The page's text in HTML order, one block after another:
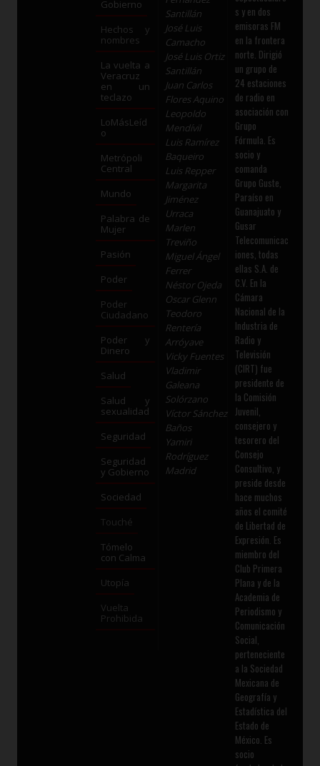
Gobierno
Hechos y
nombres
La vuelta a
Veracruz
en un
teclazo
LoMásLeíd
o
Metrópoli
Central
Mundo
Palabra de
Mujer
Pasión
Poder
Poder
Ciudadano
Poder y
Dinero
Salud
Salud y
sexualidad
Seguridad
Seguridad
y Gobierno
Sociedad
Touché
Tómelo
con Calma
Utopía
Vuelta
Prohibida
Santillán
José Luis
Camacho
José Luis Ortiz
Santillán
Juan Carlos
Flores Aquino
Leopoldo
Mendívil
Luis Ramírez
Baqueiro
Luis Repper
Margarita
Jiménez
Urraca
Marlen
Treviño
Miguel Ángel
Ferrer
Néstor Ojeda
Oscar Glenn
Teodoro
Rentería
Arróyave
Vicky Fuentes
Vladimir
Galeana
Solórzano
Víctor Sánchez
Baños
Yamiri
Rodríguez
Madrid
s y en dos
emisoras FM
en la frontera
norte. Dirigió
un grupo de
24 estaciones
de radio en
asociación con
Grupo
Fórmula. Es
socio y
comanda
Grupo Guste,
Paraíso en
Guanajuato y
Gusar
Telecomunicac
iones, todas
ellas S.A. de
C.V. En la
Cámara
Nacional de la
Industria de
Radio y
Televisión
(CIRT) fue
presidente de
la Comisión
Juvenil,
consejero y
tesorero del
Consejo
Consultivo, y
preside desde
hace muchos
años el comité
de Libertad de
Expresión. Es
miembro del
Club Primera
Plana y de la
Academia de
Periodismo y
Comunicación
Social,
perteneciente
a la Sociedad
Mexicana de
Geografía y
Estadística del
Estado de
México. Es
socio